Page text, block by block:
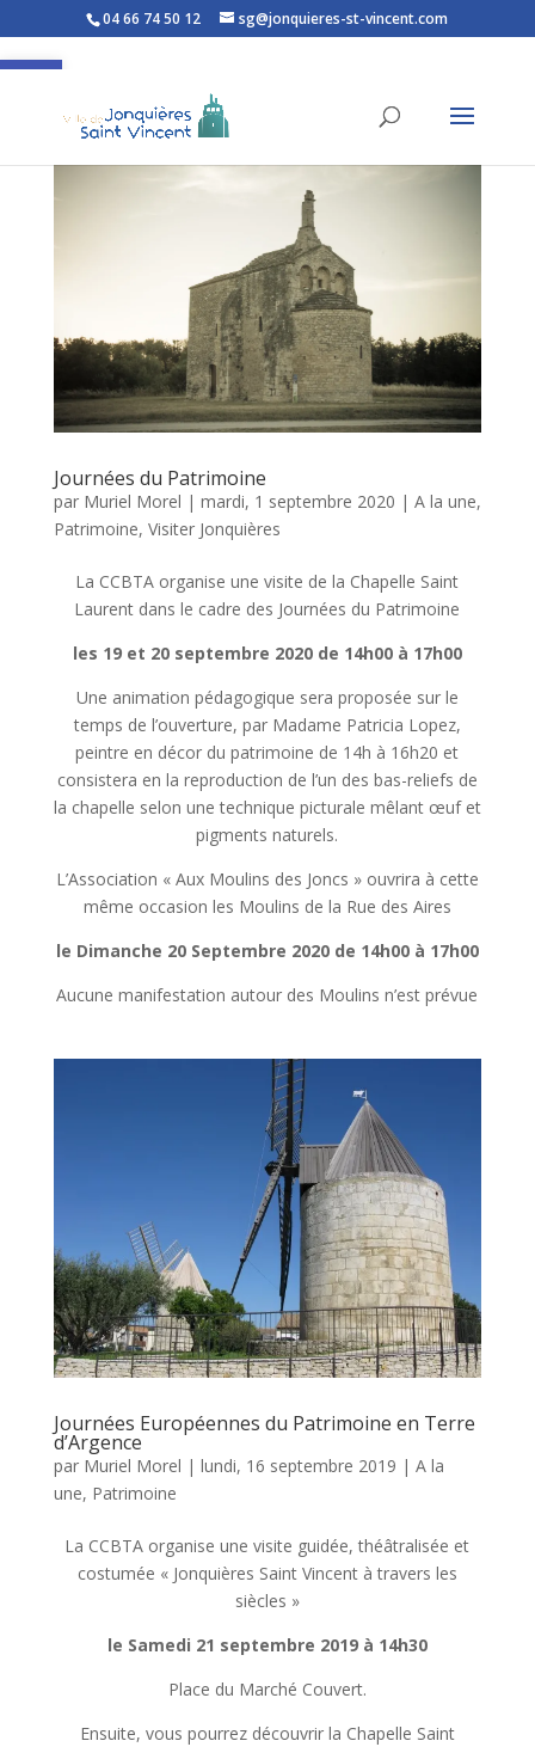
Ouvrir la barre d’outils
04 66 74 50 12 sg@jonquieres-st-vincent.com
Journées du Patrimoine
par Muriel Morel | mardi, 1 septembre 2020 | A la une,
Patrimoine, Visiter Jonquières
La CCBTA organise une visite de la Chapelle Saint
Laurent dans le cadre des Journées du Patrimoine
les 19 et 20 septembre 2020 de 14h00 à 17h00
Une animation pédagogique sera proposée sur le
temps de l’ouverture, par Madame Patricia Lopez,
peintre en décor du patrimoine de 14h à 16h20 et
consistera en la reproduction de l’un des bas-reliefs de
la chapelle selon une technique picturale mêlant œuf et
pigments naturels.
L’Association « Aux Moulins des Joncs » ouvrira à cette
même occasion les Moulins de la Rue des Aires
le Dimanche 20 Septembre 2020 de 14h00 à 17h00
Aucune manifestation autour des Moulins n’est prévue
Journées Européennes du Patrimoine en Terre
d’Argence
par Muriel Morel | lundi, 16 septembre 2019 | A la
une, Patrimoine
La CCBTA organise une visite guidée, théâtralisée et
costumée « Jonquières Saint Vincent à travers les
siècles »
le Samedi 21 septembre 2019 à 14h30
Place du Marché Couvert.
Ensuite, vous pourrez découvrir la Chapelle Saint